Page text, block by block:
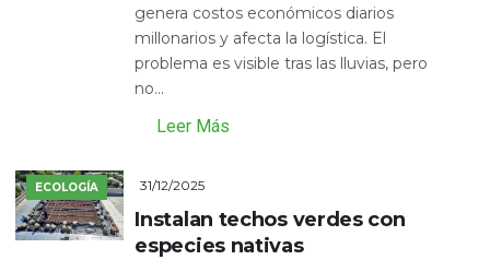
genera costos económicos diarios
millonarios y afecta la logística. El
problema es visible tras las lluvias, pero
no...
Leer Más
ECOLOGÍA 31/12/2025
Instalan techos verdes con
especies nativas